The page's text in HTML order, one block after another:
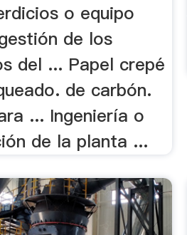
o equipo
de los
del ... Papel crepé
de carbón.
... Ingeniería o
de la planta ...